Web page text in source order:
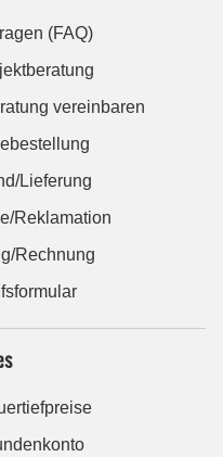
(FAQ)
vereinbaren
Lieferung
Reklamation
Rechnung